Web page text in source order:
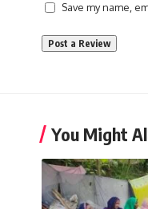
Save my name,
You Might